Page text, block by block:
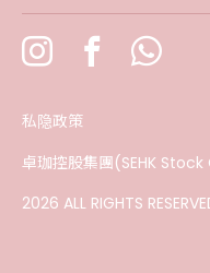
私隐政策
卓珈控股集團(SEHK
2026 ALL RIGHTS